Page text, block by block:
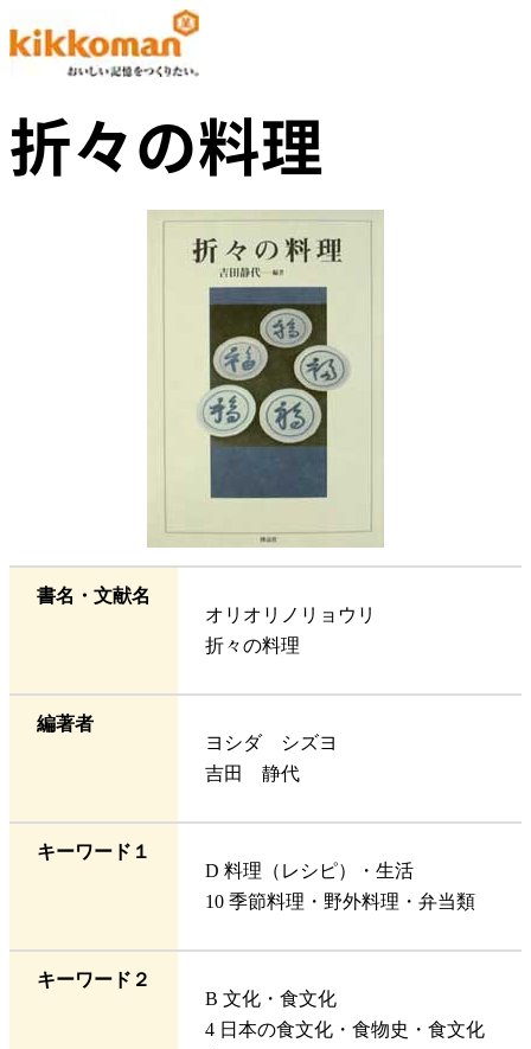
折々の料理
書名・文献名
オリオリノリョウリ
折々の料理
編著者
ヨシダ シズヨ
吉田 静代
キーワード１
D 料理（レシピ）・生活
10 季節料理・野外料理・弁当類
キーワード２
B 文化・食文化
4 日本の食文化・食物史・食文化